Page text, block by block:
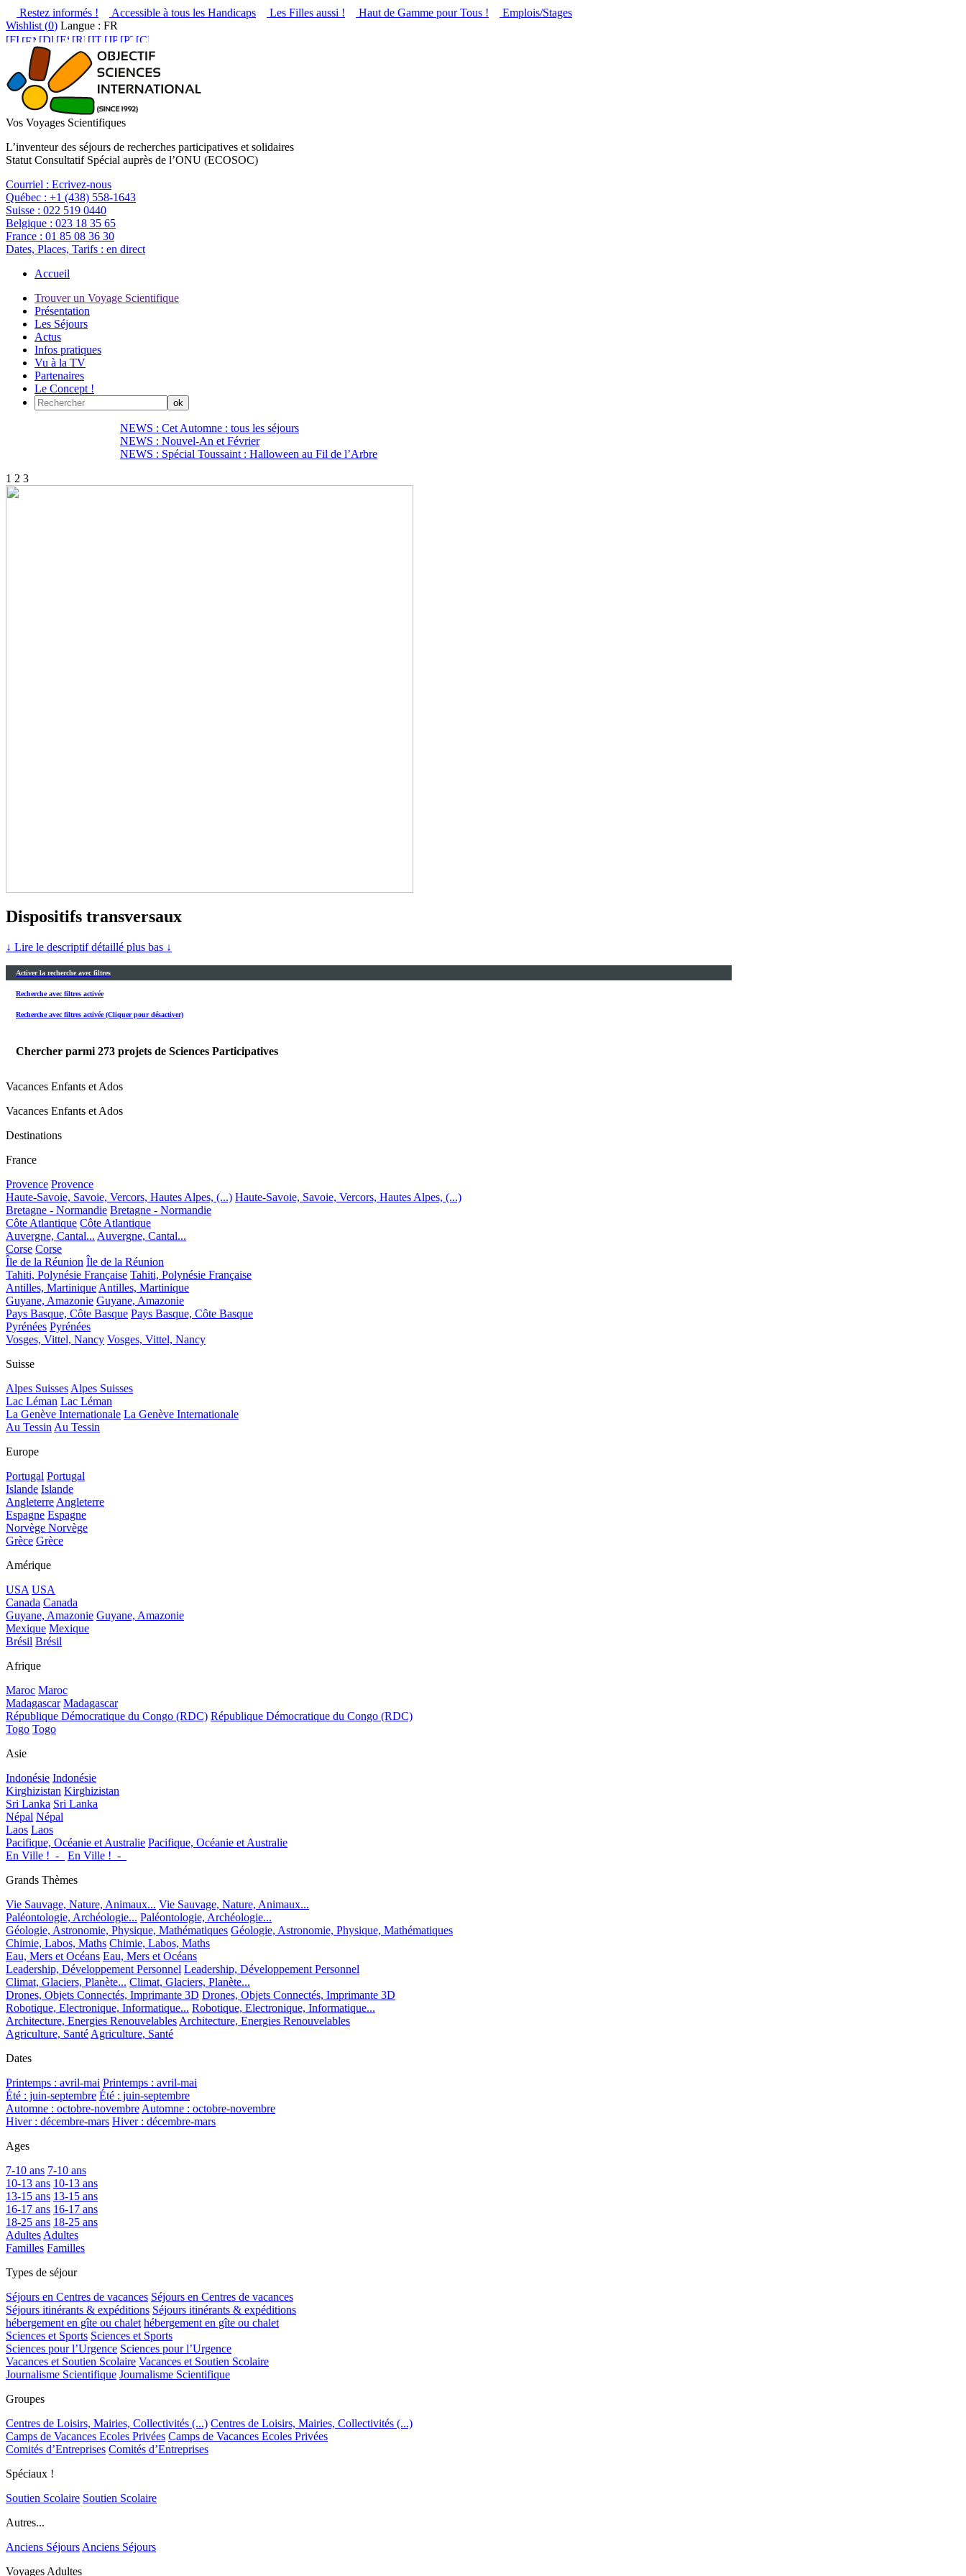
Restez informés ! Accessible à tous les Handicaps Les Filles aussi ! Haut de Gamme pour Tous !
Emplois/Stages
Wishlist (0) Langue : FR
Vos Voyages Scientifiques
L’inventeur des séjours de recherches participatives et solidaires
Statut Consultatif Spécial auprès de l’ONU (ECOSOC)
Courriel : Ecrivez-nous
Québec : +1 (438) 558-1643
Suisse : 022 519 0440
Belgique : 023 18 35 65
France : 01 85 08 36 30
Dates, Places, Tarifs : en direct
Accueil
Trouver un Voyage Scientifique
Présentation
Les Séjours
Actus
Infos pratiques
Vu à la TV
Partenaires
Le Concept !
NEWS : Cet Automne : tous les séjours
NEWS : Nouvel-An et Février
NEWS : Spécial Toussaint : Halloween au Fil de l’Arbre
1 2 3
Dispositifs transversaux
↓ Lire le descriptif détaillé plus bas ↓
Activer la recherche avec filtres
Recherche avec filtres activée
Recherche avec filtres activée (Cliquer pour désactiver)
Chercher parmi 273 projets de Sciences Participatives
Vacances Enfants et Ados
Vacances Enfants et Ados
Destinations
France
Provence Provence
Haute-Savoie, Savoie, Vercors, Hautes Alpes, (...) Haute-Savoie, Savoie, Vercors, Hautes Alpes, (...)
Bretagne - Normandie Bretagne - Normandie
Côte Atlantique Côte Atlantique
Auvergne, Cantal... Auvergne, Cantal...
Corse Corse
Île de la Réunion Île de la Réunion
Tahiti, Polynésie Française Tahiti, Polynésie Française
Antilles, Martinique Antilles, Martinique
Guyane, Amazonie Guyane, Amazonie
Pays Basque, Côte Basque Pays Basque, Côte Basque
Pyrénées Pyrénées
Vosges, Vittel, Nancy Vosges, Vittel, Nancy
Suisse
Alpes Suisses Alpes Suisses
Lac Léman Lac Léman
La Genève Internationale La Genève Internationale
Au Tessin Au Tessin
Europe
Portugal Portugal
Islande Islande
Angleterre Angleterre
Espagne Espagne
Norvège Norvège
Grèce Grèce
Amérique
USA USA
Canada Canada
Guyane, Amazonie Guyane, Amazonie
Mexique Mexique
Brésil Brésil
Afrique
Maroc Maroc
Madagascar Madagascar
République Démocratique du Congo (RDC) République Démocratique du Congo (RDC)
Togo Togo
Asie
Indonésie Indonésie
Kirghizistan Kirghizistan
Sri Lanka Sri Lanka
Népal Népal
Laos Laos
Pacifique, Océanie et Australie Pacifique, Océanie et Australie
En Ville !_-_
En Ville !_-_
Grands Thèmes
Vie Sauvage, Nature, Animaux... Vie Sauvage, Nature, Animaux...
Paléontologie, Archéologie... Paléontologie, Archéologie...
Géologie, Astronomie, Physique, Mathématiques Géologie, Astronomie, Physique, Mathématiques
Chimie, Labos, Maths Chimie, Labos, Maths
Eau, Mers et Océans Eau, Mers et Océans
Leadership, Développement Personnel Leadership, Développement Personnel
Climat, Glaciers, Planète... Climat, Glaciers, Planète...
Drones, Objets Connectés, Imprimante 3D Drones, Objets Connectés, Imprimante 3D
Robotique, Electronique, Informatique... Robotique, Electronique, Informatique...
Architecture, Energies Renouvelables Architecture, Energies Renouvelables
Agriculture, Santé Agriculture, Santé
Dates
Printemps : avril-mai Printemps : avril-mai
Été : juin-septembre Été : juin-septembre
Automne : octobre-novembre Automne : octobre-novembre
Hiver : décembre-mars Hiver : décembre-mars
Ages
7-10 ans 7-10 ans
10-13 ans 10-13 ans
13-15 ans 13-15 ans
16-17 ans 16-17 ans
18-25 ans 18-25 ans
Adultes Adultes
Familles Familles
Types de séjour
Séjours en Centres de vacances Séjours en Centres de vacances
Séjours itinérants & expéditions Séjours itinérants & expéditions
hébergement en gîte ou chalet hébergement en gîte ou chalet
Sciences et Sports Sciences et Sports
Sciences pour l’Urgence Sciences pour l’Urgence
Vacances et Soutien Scolaire Vacances et Soutien Scolaire
Journalisme Scientifique Journalisme Scientifique
Groupes
Centres de Loisirs, Mairies, Collectivités (...) Centres de Loisirs, Mairies, Collectivités (...)
Camps de Vacances Ecoles Privées Camps de Vacances Ecoles Privées
Comités d’Entreprises Comités d’Entreprises
Spéciaux !
Soutien Scolaire Soutien Scolaire
Autres...
Anciens Séjours Anciens Séjours
Voyages Adultes